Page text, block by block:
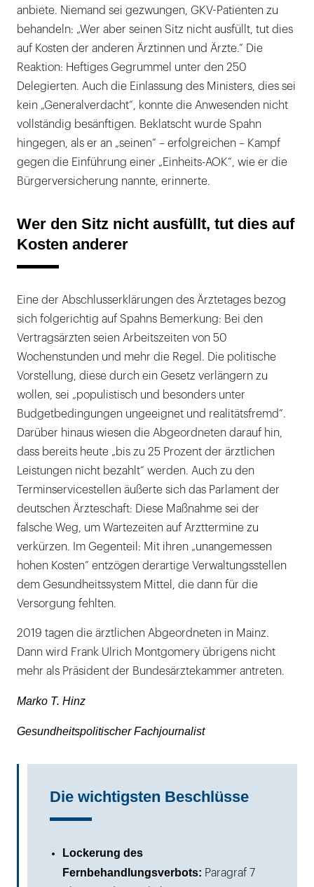
anbiete. Niemand sei gezwungen, GKV-Patienten zu
behandeln: „Wer aber seinen Sitz nicht ausfüllt, tut dies
auf Kosten der anderen Ärztinnen und Ärzte.“ Die
Reaktion: Heftiges Gegrummel unter den 250
Delegierten. Auch die Einlassung des Ministers, dies sei
kein „Generalverdacht“, konnte die Anwesenden nicht
vollständig besänftigen. Beklatscht wurde Spahn
hingegen, als er an „seinen“ – erfolgreichen – Kampf
gegen die Einführung einer „Einheits-AOK“, wie er die
Bürgerversicherung nannte, erinnerte.
Wer den Sitz nicht ausfüllt, tut dies auf
Kosten anderer
Eine der Abschlusserklärungen des Ärztetages bezog
sich folgerichtig auf Spahns Bemerkung: Bei den
Vertragsärzten seien Arbeitszeiten von 50
Wochenstunden und mehr die Regel. Die politische
Vorstellung, diese durch ein Gesetz verlängern zu
wollen, sei „populistisch und besonders unter
Budgetbedingungen ungeeignet und realitätsfremd“.
Darüber hinaus wiesen die Abgeordneten darauf hin,
dass bereits heute „bis zu 25 Prozent der ärztlichen
Leistungen nicht bezahlt“ werden. Auch zu den
Terminservicestellen äußerte sich das Parlament der
deutschen Ärzteschaft: Diese Maßnahme sei der
falsche Weg, um Wartezeiten auf Arzttermine zu
verkürzen. Im Gegenteil: Mit ihren „unangemessen
hohen Kosten“ entzögen derartige Verwaltungsstellen
dem Gesundheitssystem Mittel, die dann für die
Versorgung fehlten.
2019 tagen die ärztlichen Abgeordneten in Mainz.
Dann wird Frank Ulrich Montgomery übrigens nicht
mehr als Präsident der Bundesärztekammer antreten.
Marko T. Hinz
Gesundheitspolitischer Fachjournalist
Die wichtigsten Beschlüsse
Lockerung des
Fernbehandlungsverbots: Paragraf 7